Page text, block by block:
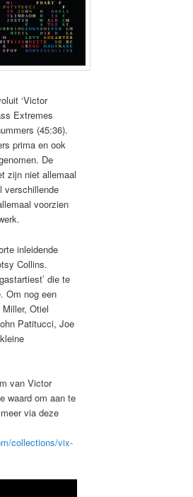
‘Victor
Extremes
(45:36).
prima en ook
De
zijn niet allemaal
verschillende
voorzien
inleidende
Collins.
die te
Om nog een
Otiel
Patitucci, Joe
van Victor
waard om aan te
via deze
collections/vix-